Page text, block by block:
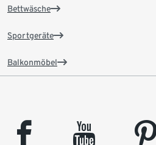
Bettwäsche
Sportgeräte
Balkonmöbel
facebook youtube